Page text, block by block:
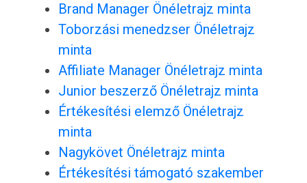
Brand Manager Önéletrajz minta
Toborzási menedzser Önéletrajz
minta
Affiliate Manager Önéletrajz minta
Junior beszerző Önéletrajz minta
Értékesítési elemző Önéletrajz
minta
Nagykövet Önéletrajz minta
Értékesítési támogató szakember